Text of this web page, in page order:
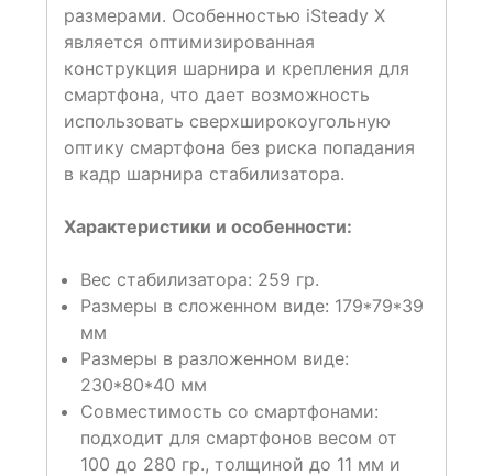
размерами. Особенностью iSteady X
является оптимизированная
конструкция шарнира и крепления для
смартфона, что дает возможность
использовать сверхширокоугольную
оптику смартфона без риска попадания
в кадр шарнира стабилизатора.
Характеристики и особенности:
Вес стабилизатора: 259 гр.
Размеры в сложенном виде: 179*79*39
мм
Размеры в разложенном виде:
230*80*40 мм
Совместимость со смартфонами:
подходит для смартфонов весом от
100 до 280 гр., толщиной до 11 мм и